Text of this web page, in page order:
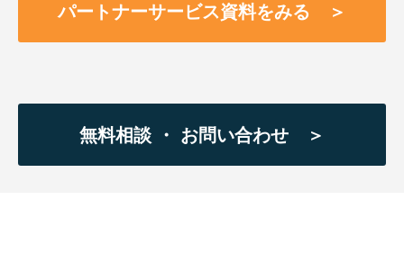
パートナーサービス資料をみる ＞
無料相談 ・ お問い合わせ ＞